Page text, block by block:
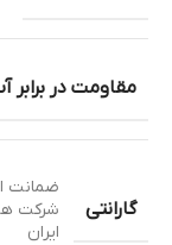
مقاومت در برابر
گارانتی
ضمانت
شرکت
ایران